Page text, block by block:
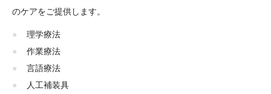
のケアをご提供します。
理学療法
作業療法
言語療法
人工補装具